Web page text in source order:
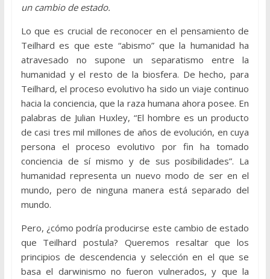
un cambio de estado.
Lo que es crucial de reconocer en el pensamiento de
Teilhard es que este “abismo” que la humanidad ha
atravesado no supone un separatismo entre la
humanidad y el resto de la biosfera. De hecho, para
Teilhard, el proceso evolutivo ha sido un viaje continuo
hacia la conciencia, que la raza humana ahora posee. En
palabras de Julian Huxley, “El hombre es un producto
de casi tres mil millones de años de evolución, en cuya
persona el proceso evolutivo por fin ha tomado
conciencia de sí mismo y de sus posibilidades”. La
humanidad representa un nuevo modo de ser en el
mundo, pero de ninguna manera está separado del
mundo.
Pero, ¿cómo podría producirse este cambio de estado
que Teilhard postula? Queremos resaltar que los
principios de descendencia y selección en el que se
basa el darwinismo no fueron vulnerados, y que la